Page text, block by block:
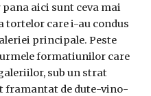
pana aici sunt ceva mai
tortelor care i-au condus
principale. Peste
formatiunilor care
sub un strat
framantat de dute-vino-